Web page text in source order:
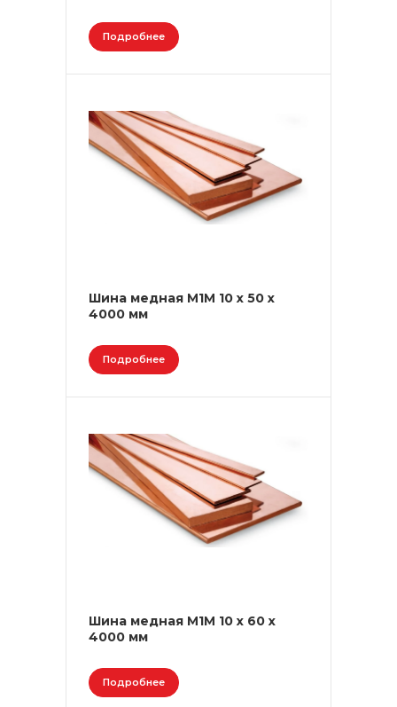
Подробнее
Шина медная М1М 10 х 50 х
4000 мм
Подробнее
Шина медная М1М 10 х 60 х
4000 мм
Подробнее